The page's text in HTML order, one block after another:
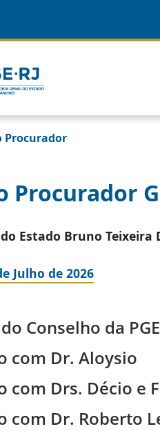
Procurador
Procurador
Estado Bruno Teixeira
Julho de 2026
Conselho da
com Dr. Aloysio
com Drs. Décio e
com Dr. Roberto